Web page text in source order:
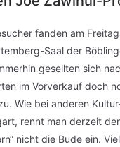
fanden am
Saal der
gesellten sich
im Vorverkauf doch
Wie bei anderen
rennt man derzeit
nicht die Bude ein.